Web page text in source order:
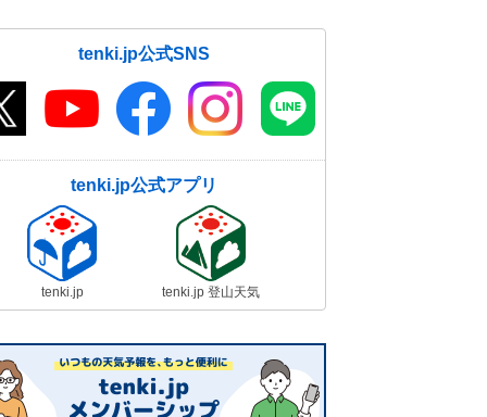
tenki.jp公式SNS
tenki.jp公式アプリ
tenki.jp tenki.jp 登山天気